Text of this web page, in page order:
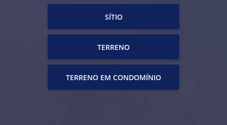
SÍTIO
TERRENO
TERRENO EM CONDOMÍNIO